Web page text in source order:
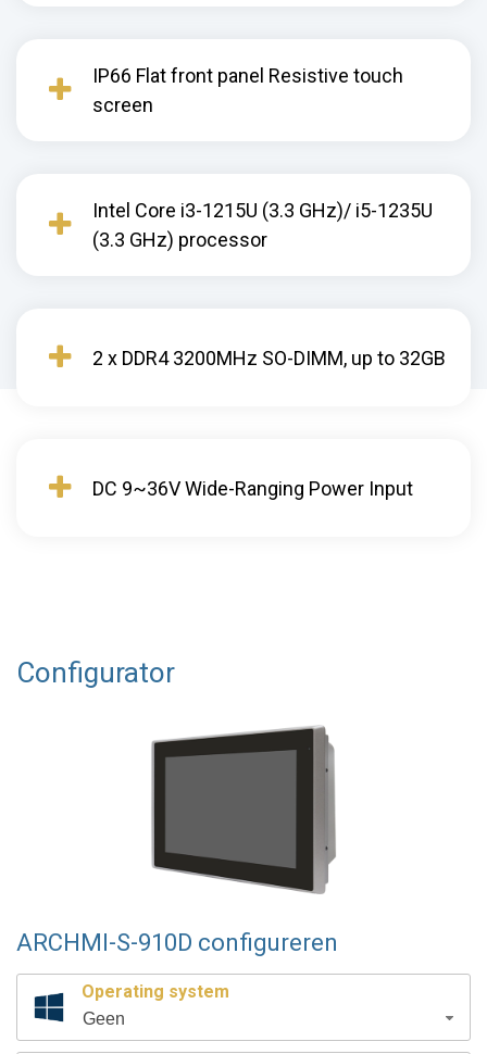
IP66 Flat front panel Resistive touch
screen
Intel Core i3-1215U (3.3 GHz)/ i5-1235U
(3.3 GHz) processor
2 x DDR4 3200MHz SO-DIMM, up to 32GB
DC 9~36V Wide-Ranging Power Input
Configurator
ARCHMI-S-910D configureren
Operating system
Geen